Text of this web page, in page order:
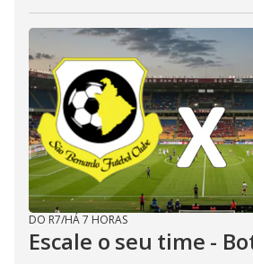
DO R7/HÁ 7 HORAS
Escale o seu time -